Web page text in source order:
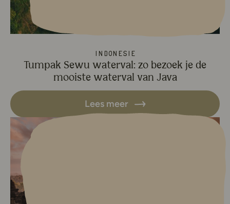
Indonesië
Tumpak Sewu waterval: zo bezoek je de
mooiste waterval van Java
Lees meer
Lees meer over Borobudur